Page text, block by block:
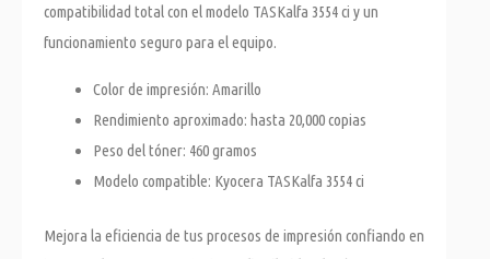
compatibilidad total con el modelo TASKalfa 3554 ci y un
funcionamiento seguro para el equipo.
Color de impresión: Amarillo
Rendimiento aproximado: hasta 20,000 copias
Peso del tóner: 460 gramos
Modelo compatible: Kyocera TASKalfa 3554 ci
Mejora la eficiencia de tus procesos de impresión confiando en